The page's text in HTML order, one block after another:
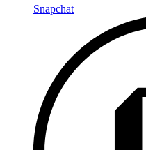
Snapchat